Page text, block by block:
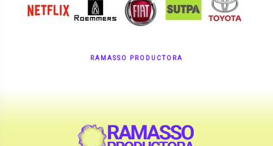
RAMASSO PRODUCTORA